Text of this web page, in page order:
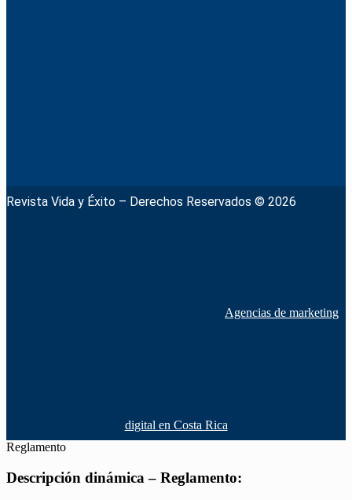
Revista Vida y Éxito – Derechos Reservados © 2026
Agencias de marketing
digital en Costa Rica
Reglamento
Descripción dinámica – Reglamento: